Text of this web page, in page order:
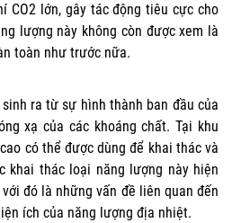
CO2 lớn, gây tác động tiêu cực cho
lượng này không còn được xem là
toàn như trước nữa.
ra từ sự hình thành ban đầu của
xạ của các khoáng chất. Tại khu
có thể được dùng để khai thác và
khai thác loại năng lượng này hiện
đó là những vấn đề liên quan đến
ích của năng lượng địa nhiệt.